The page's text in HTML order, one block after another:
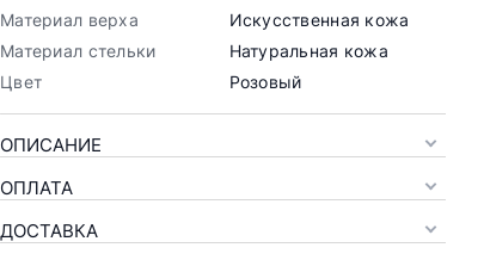
Материал верха
Искусственная кожа
Материал стельки
Натуральная кожа
Цвет
Розовый
ОПИСАНИЕ
ОПЛАТА
ДОСТАВКА